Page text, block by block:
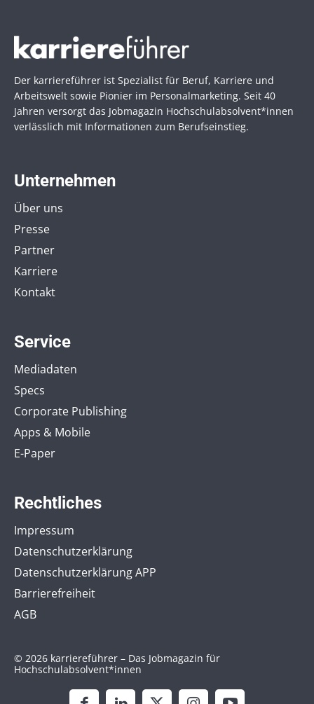
Der karriereführer ist Spezialist für Beruf, Karriere und
Arbeitswelt sowie Pionier im Personal­marketing. Seit 40
Jahren versorgt das Jobmagazin Hochschul­absolvent*innen
verlässlich mit Informationen zum Berufseinstieg.
Unternehmen
Über uns
Presse
Partner
Karriere
Kontakt
Service
Mediadaten
Specs
Corporate Publishing
Apps & Mobile
E-Paper
Rechtliches
Impressum
Datenschutzerklärung
Datenschutzerklärung APP
Barrierefreiheit
AGB
© 2026 karriereführer – Das Jobmagazin für
Hochschulabsolvent*innen